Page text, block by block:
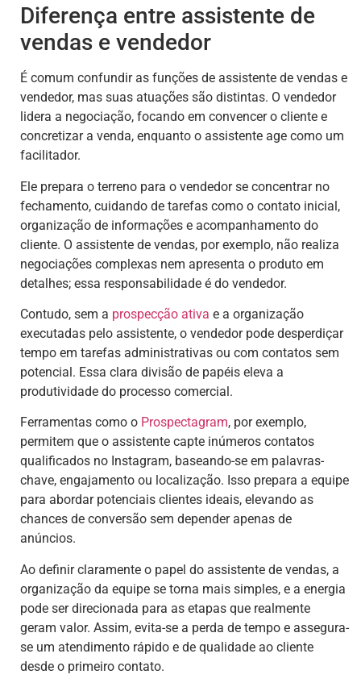
Diferença entre assistente de
vendas e vendedor
É comum confundir as funções de assistente de vendas e
vendedor, mas suas atuações são distintas. O vendedor
lidera a negociação, focando em convencer o cliente e
concretizar a venda, enquanto o assistente age como um
facilitador.
Ele prepara o terreno para o vendedor se concentrar no
fechamento, cuidando de tarefas como o contato inicial,
organização de informações e acompanhamento do
cliente. O assistente de vendas, por exemplo, não realiza
negociações complexas nem apresenta o produto em
detalhes; essa responsabilidade é do vendedor.
Contudo, sem a prospecção ativa e a organização
executadas pelo assistente, o vendedor pode desperdiçar
tempo em tarefas administrativas ou com contatos sem
potencial. Essa clara divisão de papéis eleva a
produtividade do processo comercial.
Ferramentas como o Prospectagram, por exemplo,
permitem que o assistente capte inúmeros contatos
qualificados no Instagram, baseando-se em palavras-
chave, engajamento ou localização. Isso prepara a equipe
para abordar potenciais clientes ideais, elevando as
chances de conversão sem depender apenas de
anúncios.
Ao definir claramente o papel do assistente de vendas, a
organização da equipe se torna mais simples, e a energia
pode ser direcionada para as etapas que realmente
geram valor. Assim, evita-se a perda de tempo e assegura-
se um atendimento rápido e de qualidade ao cliente
desde o primeiro contato.